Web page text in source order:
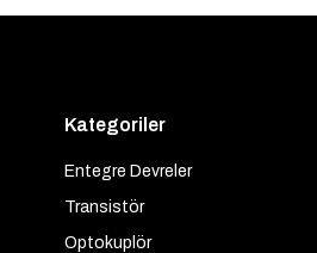
Kategoriler
Entegre Devreler
Transistör
Optokuplör